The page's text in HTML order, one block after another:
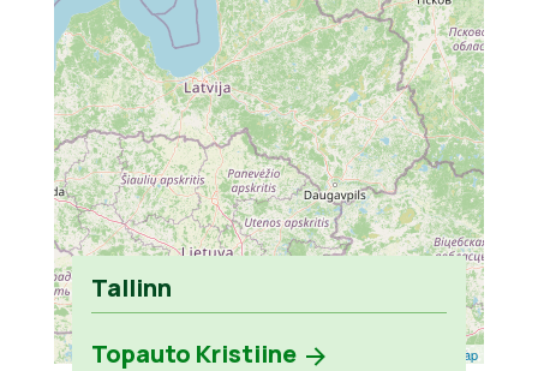
Leaflet OpenStreetMap
Tallinn
Topauto Kristiine